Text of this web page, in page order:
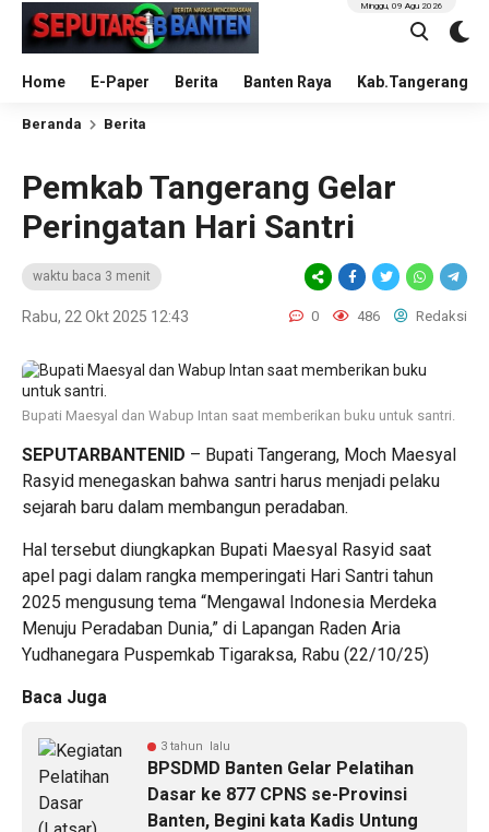
Home E-Paper Berita Banten Raya Kab.Tangerang
Minggu, 09 Agu 2026
Beranda Berita
Pemkab Tangerang Gelar
Peringatan Hari Santri
waktu baca 3 menit
Rabu, 22 Okt 2025 12:43 0 486 Redaksi
Bupati Maesyal dan Wabup Intan saat memberikan buku untuk santri.
SEPUTARBANTENID – Bupati Tangerang, Moch Maesyal
Rasyid menegaskan bahwa santri harus menjadi pelaku
sejarah baru dalam membangun peradaban.
Hal tersebut diungkapkan Bupati Maesyal Rasyid saat
apel pagi dalam rangka memperingati Hari Santri tahun
2025 mengusung tema “Mengawal Indonesia Merdeka
Menuju Peradaban Dunia,” di Lapangan Raden Aria
Yudhanegara Puspemkab Tigaraksa, Rabu (22/10/25)
Baca Juga
3 tahun lalu
BPSDMD Banten Gelar Pelatihan
Dasar ke 877 CPNS se-Provinsi
Banten, Begini kata Kadis Untung